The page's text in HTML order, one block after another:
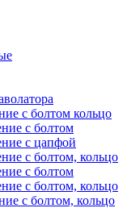
с болтом кольцо
с болтом
с цапфой
с болтом, кольцо
с болтом
с болтом, кольцо
с болтом, кольцо